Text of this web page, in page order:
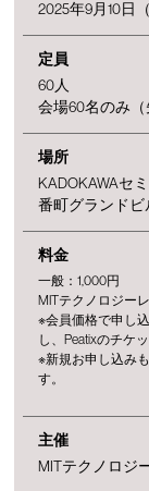
2025年9月10日
定員
60人
会場60名のみ（
場所
KADOKAWAセ
番町グランドビ
料金
一般：1,000円
MITテクノロジー
※会員価格で申し
し、Peatixのチケ
※新規お申し込み
す。
主催
MITテクノロジ